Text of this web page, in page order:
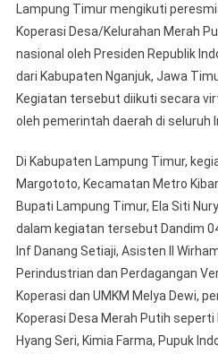
Lampung Timur mengikuti
Koperasi Desa/Kelurahan Merah
nasional oleh Presiden Republik
dari Kabupaten Nganjuk, Jawa
Kegiatan tersebut diikuti secara
oleh pemerintah daerah di seluruh
Di Kabupaten Lampung Timur,
Margototo, Kecamatan Metro
Bupati Lampung Timur, Ela Siti
dalam kegiatan tersebut Dandim
Inf Danang Setiaji, Asisten II
Perindustrian dan Perdagangan
Koperasi dan UMKM Melya Dewi,
Koperasi Desa Merah Putih
Hyang Seri, Kimia Farma, Pupuk